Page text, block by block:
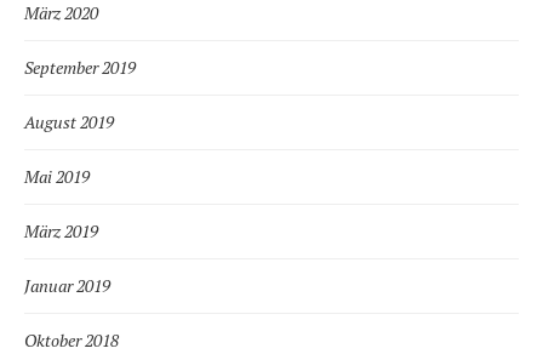
März 2020
September 2019
August 2019
Mai 2019
März 2019
Januar 2019
Oktober 2018